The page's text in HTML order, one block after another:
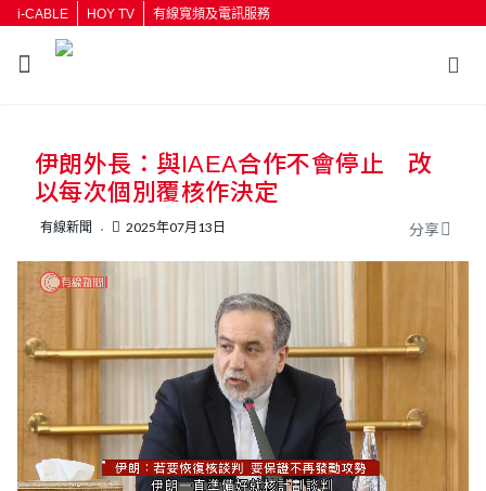
i-CABLE HOY TV 有線寬頻及電訊服務
按輸入鍵開始搜尋
伊朗外長：與IAEA合作不會停止 改
以每次個別覆核作決定
有線新聞 2025年07月13日 分享